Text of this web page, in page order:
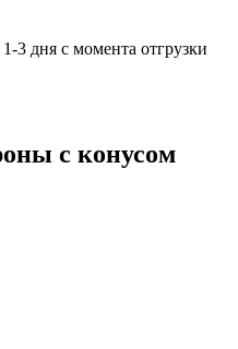
3 дня с момента отгрузки
с конусом